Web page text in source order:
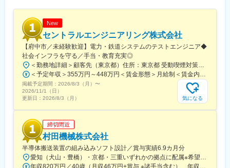
・出張時のホテル代は会社負担
・出張日数に応じた日当支給あり
・駐在ではなく、日本と韓国を行き来する働き方※海外赴任ではあ
りません
■入社後の流れ：
1.オンライン導入教育：半導体基礎・安全教育などを習得
2.約3～6ヶ月の実地トレーニング：茨城県ひたちなか市・広島県
東広島市等で実機研修、装置理解・解析技術をOJT形式で学ぶ
■キャリアパス：
◎エンジニアとして
∟半導体製造装置や測定装置のメンテナンス、半導体の評価や測
定、プロセス・デバイス開発など様々な半導体エンジニア業務へ
New
セントラルエンジニアリング株式会社
【府中市／未経験歓迎】電力・鉄道システムのテストエンジニア◆
社会インフラを守る／手当・教育充実◎
＜勤務地詳細＞顧客先（東京都）住所：東京都 受動喫煙対策：屋内全面禁煙変更の範囲：会社の定める事業所
＜予定年収＞355万円～448万円＜賃金形態＞月給制＜賃金内訳＞月額（基本給）：260,000円～290,000円＜月給＞260,000円～290,000円＜昇給有無＞有＜残業手当＞有＜給与補足＞※経験、スキルを考慮して決定いたします。■昇給：年1回（8月）■賞与：年2回（7月、12月）賃金はあくまでも目安の金額であり、選考を通じて上下する可能性があります。月給(月額)は固定手当を含めた表記です。
掲載予定期間： 2026/8/3（月） 〜
2026/11/1（日）
更新日： 2026/8/3（月） 気になる
締切間近
村田機械株式会社
半導体搬送装置の組み込みソフト設計／賞与実績6.9カ月分
愛知（犬山・豊橋）・京都・三重いずれかの拠点に配属※希望を考慮し、下記いずれかの勤務地に配属します※車通勤OKの拠点あり＜配属先＞■犬山事業所／愛知県犬山市 ■伊勢事業所／三重県伊勢市 ■豊橋事業所／愛知県豊橋市■京都テクニカルセンター／京都府京都市伏見区※京都勤務の場合は、犬山もしくは伊勢で3カ月～1年研修を予定（研修期間は短縮・延長の場合あり）※マイカー通勤OK（豊橋以外）／駐車場完備※拠点により社員寮あり※業務により海外出張の可能性あり※在宅勤務制度あり※受動喫煙対策制度あり
年収820万円／40歳（月収46万円+賞与 ※諸手当含む） 年収760万円／35歳（月収42万円+賞与 ※諸手当含む）